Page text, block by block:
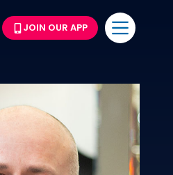
JOIN OUR APP